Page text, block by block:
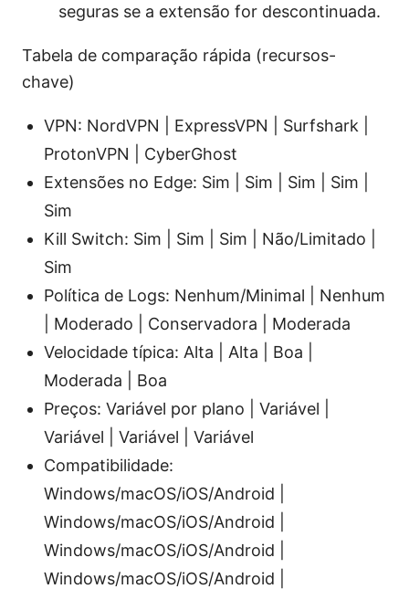
seguras se a extensão for descontinuada.
Tabela de comparação rápida (recursos-
chave)
VPN: NordVPN | ExpressVPN | Surfshark |
ProtonVPN | CyberGhost
Extensões no Edge: Sim | Sim | Sim | Sim |
Sim
Kill Switch: Sim | Sim | Sim | Não/Limitado |
Sim
Política de Logs: Nenhum/Minimal | Nenhum
| Moderado | Conservadora | Moderada
Velocidade típica: Alta | Alta | Boa |
Moderada | Boa
Preços: Variável por plano | Variável |
Variável | Variável | Variável
Compatibilidade:
Windows/macOS/iOS/Android |
Windows/macOS/iOS/Android |
Windows/macOS/iOS/Android |
Windows/macOS/iOS/Android |